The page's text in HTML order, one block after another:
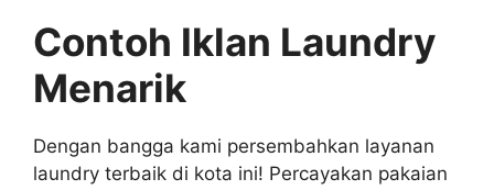
Contoh Iklan Laundry
Menarik
Dengan bangga kami persembahkan layanan
laundry terbaik di kota ini! Percayakan pakaian